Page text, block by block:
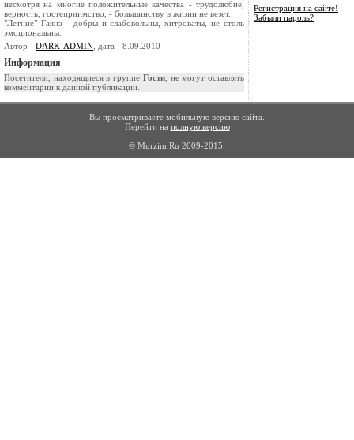
несмотря на многие положительные качества - трудолюбие,
верность, гостеприимство, - большинству в жизни не везет.
"Летние" Гаянэ - добры и слабовольны, хитроваты, не столь
эмоциональны.
Автор - DARK-ADMIN , дата - 8.09.2010
Информация
Посетители, находящиеся в группе Гости, не могут оставлять
комментарии к данной публикации.
Регистрация на сайте!
Забыли пароль?
Вы просматриваете мобильную версию сайта.
Перейти на полную версию
© Murzim.Ru 2009-2015.